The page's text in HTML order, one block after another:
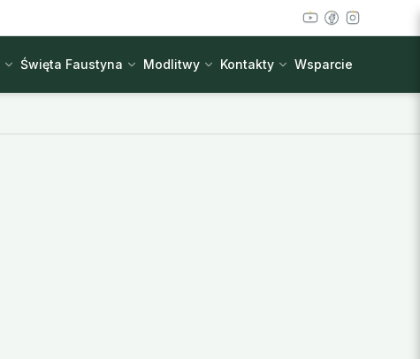
Święta Faustyna Modlitwy Kontakty Wsparcie